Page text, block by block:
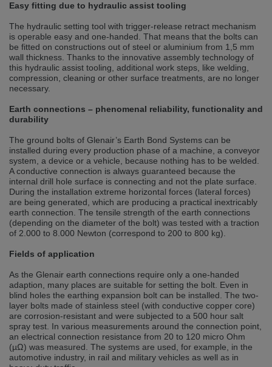
selected one. This website is also available in German. Would you like to
Switch to German version Stay on this version
Wir haben erkannt, dass ihr Browser eine andere Sprache als die derzeit
angezeigte bevorzugt. Diese Webseite ist auch auf Deutsch verfügbar.
Möchten Sie zur Deutschen Version wechseln?
selected one. This website is also available in Czech. Would you like to
switch to the Czech version?
Switch to Czech version Stay on this version
Zdá se, že Váš prohlížeč je v jiném jazyce, než jaký je momentálně používán.
Tato stránka je k dispozici i v češtině. Chcete přepnout na českou verzi?
Přepnout na českou verzi Zůstaňte v této verzi
Váš prohlížeč se zdá být v jiném jazyce, než je právě používaný jazyk. Tato
stránka je také k dispozici v němčině. Přejete si přejít na německou verzi?
Přepněte na německou verzi Zůstaňte v této verzi
Wir haben erkannt, dass ihr Browser eine andere Sprache als die derzeit
angezeigte bevorzugt. Diese Webseite ist auch auf Deutsch verfügbar.
Möchten Sie zur Deutschen Version wechseln?
Zur deutschen Version wechseln Auf dieser Version bleiben
Easy fitting due to hydraulic assist tooling
The hydraulic setting tool with trigger-release retract mechanism
is operable easy and one-handed. That means that the bolts can
be fitted on constructions out of steel or aluminium from 1,5 mm
wall thickness. Thanks to the innovative assembly technology of
this hydraulic assist tooling, additional work steps, like welding,
compression, cleaning or other surface treatments, are no longer
necessary.
Earth connections – phenomenal reliability, functionality and
durability
The ground bolts of Glenair’s Earth Bond Systems can be
installed during every production phase of a machine, a conveyor
system, a device or a vehicle, because nothing has to be welded.
A conductive connection is always guaranteed because the
internal drill hole surface is connecting and not the plate surface.
During the installation extreme horizontal forces (lateral forces)
are being generated, which are producing a practical inextricably
earth connection. The tensile strength of the earth connections
(depending on the diameter of the bolt) was tested with a traction
of 2.000 to 8.000 Newton (correspond to 200 to 800 kg).
Fields of application
As the Glenair earth connections require only a one-handed
adaption, many places are suitable for setting the bolt. Even in
blind holes the earthing expansion bolt can be installed. The two-
layer bolts made of stainless steel (with conductive copper core)
are corrosion-resistant and were subjected to a 500 hour salt
spray test. In various measurements around the connection point,
an electrical connection resistance from 20 to 120 micro Ohm
(µΩ) was measured. The systems are used, for example, in the
automotive industry, in rail and military vehicles as well as in